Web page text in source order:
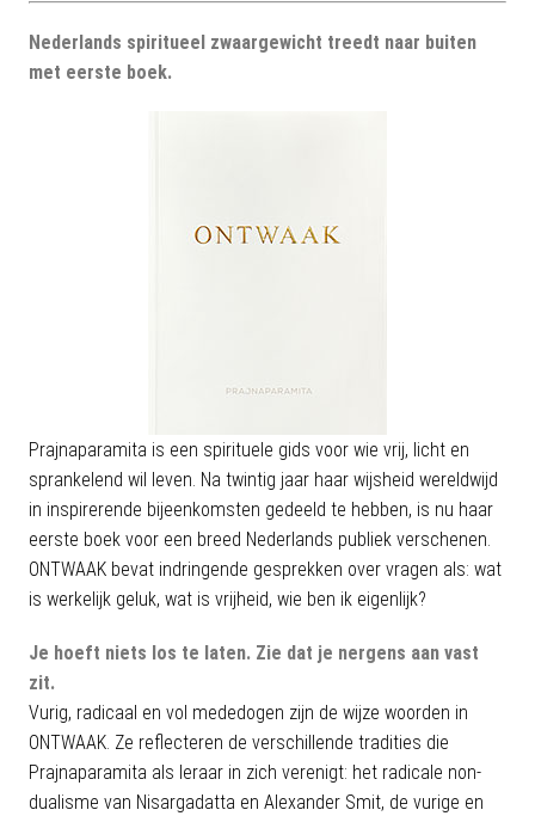
Nederlands spiritueel zwaargewicht treedt naar buiten
met eerste boek.
Prajnaparamita is een spirituele gids voor wie vrij, licht en
sprankelend wil leven. Na twintig jaar haar wijsheid wereldwijd
in inspirerende bijeenkomsten gedeeld te hebben, is nu haar
eerste boek voor een breed Nederlands publiek verschenen.
ONTWAAK bevat indringende gesprekken over vragen als: wat
is werkelijk geluk, wat is vrijheid, wie ben ik eigenlijk?
Je hoeft niets los te laten. Zie dat je nergens aan vast
zit.
Vurig, radicaal en vol mededogen zijn de wijze woorden in
ONTWAAK. Ze reflecteren de verschillende tradities die
Prajnaparamita als leraar in zich verenigt: het radicale non-
dualisme van Nisargadatta en Alexander Smit, de vurige en